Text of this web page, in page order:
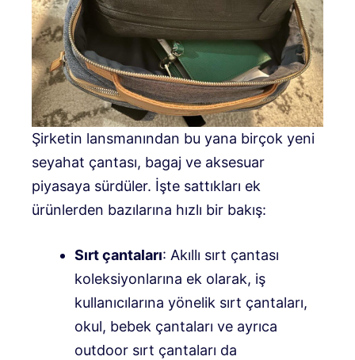
Şirketin lansmanından bu yana birçok yeni
seyahat çantası, bagaj ve aksesuar
piyasaya sürdüler. İşte sattıkları ek
ürünlerden bazılarına hızlı bir bakış:
Sırt çantaları: Akıllı sırt çantası
koleksiyonlarına ek olarak, iş
kullanıcılarına yönelik sırt çantaları,
okul, bebek çantaları ve ayrıca
outdoor sırt çantaları da